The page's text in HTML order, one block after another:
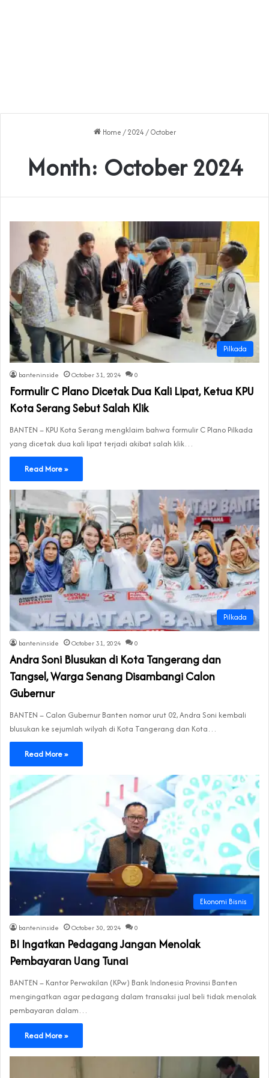
Home / 2024 / October
Month: October 2024
Pilkada
banteninside October 31, 2024 0
Formulir C Plano Dicetak Dua Kali Lipat, Ketua KPU
Kota Serang Sebut Salah Klik
BANTEN – KPU Kota Serang mengklaim bahwa formulir C Plano Pilkada
yang dicetak dua kali lipat terjadi akibat salah klik…
Read More »
Pilkada
banteninside October 31, 2024 0
Andra Soni Blusukan di Kota Tangerang dan
Tangsel, Warga Senang Disambangi Calon
Gubernur
BANTEN – Calon Gubernur Banten nomor urut 02, Andra Soni kembali
blusukan ke sejumlah wilyah di Kota Tangerang dan Kota…
Read More »
Ekonomi Bisnis
banteninside October 30, 2024 0
BI Ingatkan Pedagang Jangan Menolak
Pembayaran Uang Tunai
BANTEN – Kantor Perwakilan (KPw) Bank Indonesia Provinsi Banten
mengingatkan agar pedagang dalam transaksi jual beli tidak menolak
pembayaran dalam…
Read More »